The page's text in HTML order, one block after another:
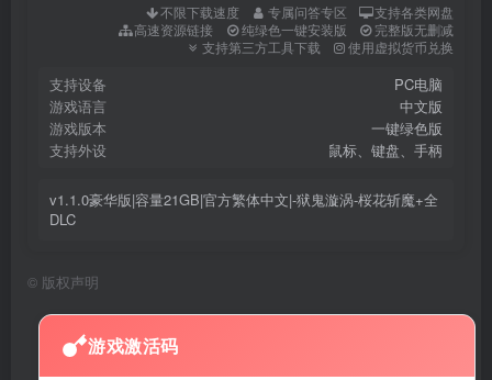
不限下载速度 专属问答专区
支持各类网盘
高速资源链接
纯绿色一键安装版
完整版无删减
支持第三方工具下载
使用虚拟货币兑换
支持设备
PC电脑
游戏语言
中文版
游戏版本
一键绿色版
支持外设
鼠标、键盘、手柄
v1.1.0豪华版|容量21GB|官方繁体中文|-狱鬼漩涡-桜花斩魔+全
DLC
© 版权声明
游戏激活码